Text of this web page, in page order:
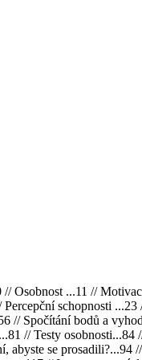
Osobnost ...11 //
schopnosti
// Spočítání bodů a
// Testy
se prosadili?...94